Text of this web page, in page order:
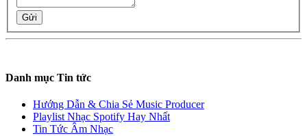
Gửi
Danh mục Tin tức
Hướng Dẫn & Chia Sẻ Music Producer
Playlist Nhạc Spotify Hay Nhất
Tin Tức Âm Nhạc